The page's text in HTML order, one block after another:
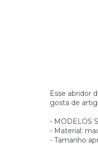
Esse abridor
gosta de
- MODELOS
- Material:
- Tamanho